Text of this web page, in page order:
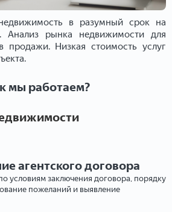
в разумный срок на
Анализ рынка недвижимости для
продажи. Низкая стоимость услуг
мы работаем?
агентского договора
условиям заключения договора, порядку
пожеланий и выявление